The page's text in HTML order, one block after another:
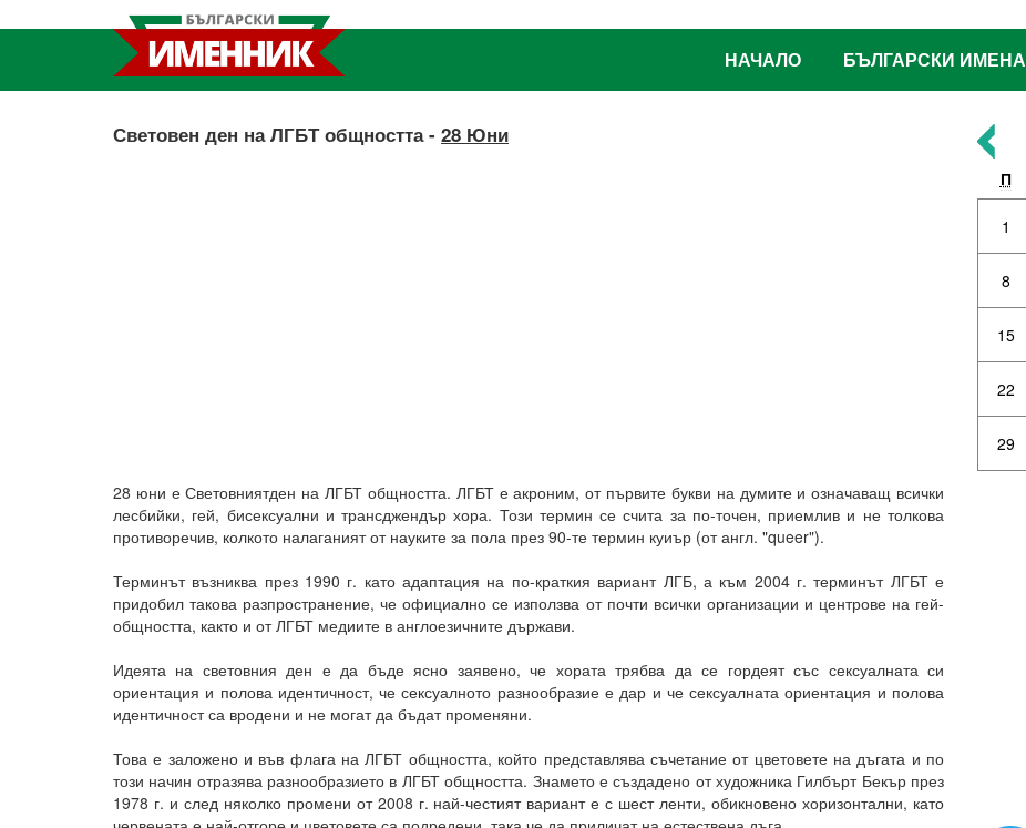
НАЧАЛО БЪЛГАРСКИ ИМЕНА
Световен ден на ЛГБТ общността - 28 Юни
28 юни е Световниятден на ЛГБТ общността. ЛГБТ е акроним, от първите букви на думите и означаващ всички
лесбийки, гей, бисексуални и трансджендър хора. Този термин се счита за по-точен, приемлив и не толкова
противоречив, колкото налаганият от науките за пола през 90-те термин куиър (от англ. "queer").
Терминът възниква през 1990 г. като адаптация на по-краткия вариант ЛГБ, а към 2004 г. терминът ЛГБТ е
придобил такова разпространение, че официално се използва от почти всички организации и центрове на гей-
общността, както и от ЛГБТ медиите в англоезичните държави.
Идеята на световния ден е да бъде ясно заявено, че хората трябва да се гордеят със сексуалната си
ориентация и полова идентичност, че сексуалното разнообразие е дар и че сексуалната ориентация и полова
идентичност са вродени и не могат да бъдат променяни.
Това е заложено и във флага на ЛГБТ общността, който представлява съчетание от цветовете на дъгата и по
този начин отразява разнообразието в ЛГБТ общността. Знамето е създадено от художника Гилбърт Бекър през
1978 г. и след няколко промени от 2008 г. най-честият вариант е с шест ленти, обикновено хоризонтални, като
П
1
8
15
22
29